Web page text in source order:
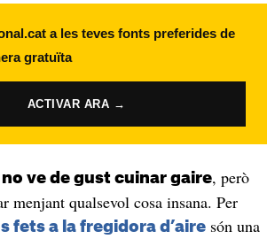
a les teves fonts preferides de
gratuïta
ACTIVAR ARA →
no ve de gust cuinar gaire, però
menjant qualsevol cosa insana. Per
fets a la fregidora d’airesón una